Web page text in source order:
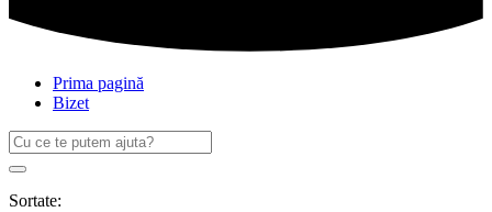
Prima pagină
Bizet
Caută
după:
Search
Sortate: